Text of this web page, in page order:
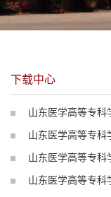
下载中心
山东医学高等专科
山东医学高等专科
山东医学高等专科
山东医学高等专科